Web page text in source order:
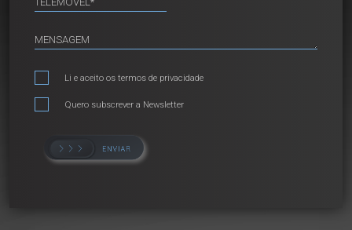
Li e aceito os termos de privacidade
Quero subscrever a Newsletter